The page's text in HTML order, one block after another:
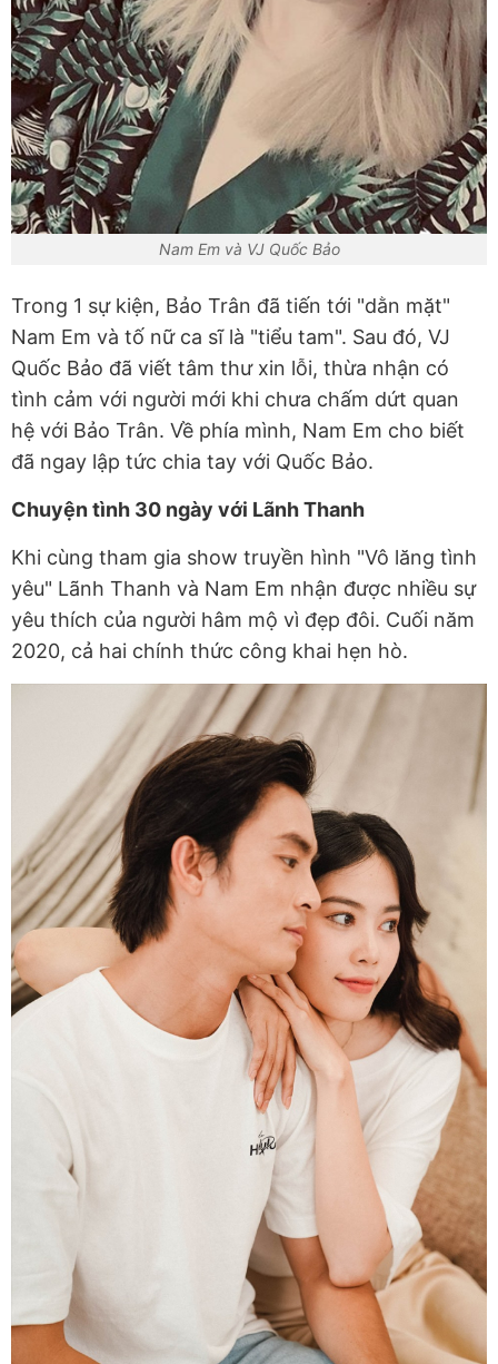
Nam Em và VJ Quốc Bảo
Trong 1 sự kiện, Bảo Trân đã tiến tới "dằn mặt"
Nam Em và tố nữ ca sĩ là "tiểu tam". Sau đó, VJ
Quốc Bảo đã viết tâm thư xin lỗi, thừa nhận có
tình cảm với người mới khi chưa chấm dứt quan
hệ với Bảo Trân. Về phía mình, Nam Em cho biết
đã ngay lập tức chia tay với Quốc Bảo.
Chuyện tình 30 ngày với Lãnh Thanh
Khi cùng tham gia show truyền hình "Vô lăng tình
yêu" Lãnh Thanh và Nam Em nhận được nhiều sự
yêu thích của người hâm mộ vì đẹp đôi. Cuối năm
2020, cả hai chính thức công khai hẹn hò.